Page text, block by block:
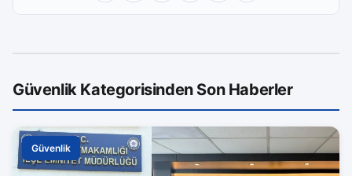
Güvenlik Kategorisinden Son Haberler
Güvenlik